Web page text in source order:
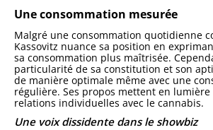
Une consommation mesurée
Malgré une consommation quotidienne
Kassovitz nuance sa position en
sa consommation plus maîtrisée.
particularité de sa constitution et son
de manière optimale même avec une
régulière. Ses propos mettent en
relations individuelles avec le cannabis.
Une voix dissidente dans le showbiz